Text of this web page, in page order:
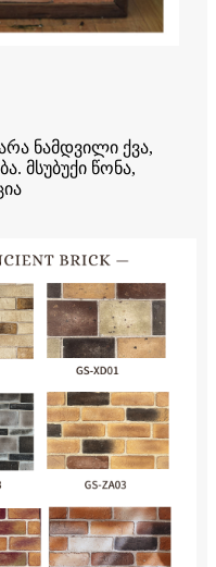
ნამდვილი ქვა,
მსუბუქი წონა,